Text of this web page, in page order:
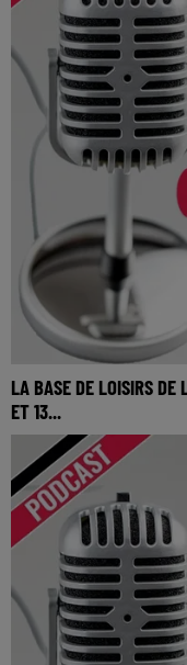
LA BASE DE LOISIRS DE
ET 13...
La base de loisirs de
13 septembre 2026